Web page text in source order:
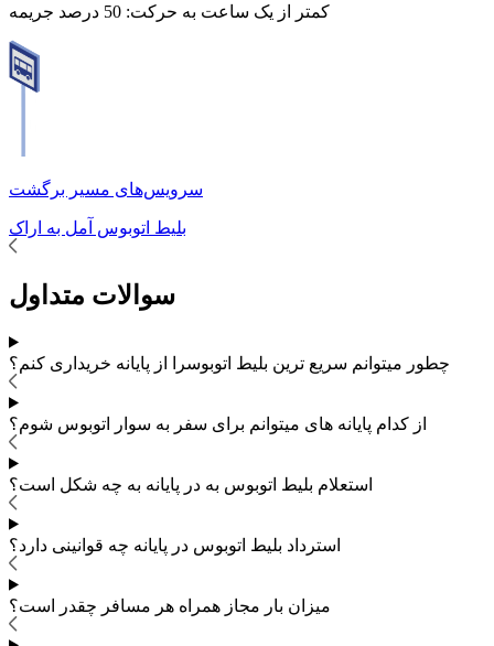
کمتر از یک ساعت به حرکت: 50 درصد جریمه
سرویس‌های مسیر برگشت
بلیط اتوبوس آمل به اراک
سوالات متداول
چطور میتوانم سریع ترین بلیط اتوبوسرا از پایانه خریداری کنم؟
از کدام پایانه های میتوانم برای سفر به سوار اتوبوس شوم؟
استعلام بلیط اتوبوس به در پایانه به چه شکل است؟
استرداد بلیط اتوبوس در پایانه چه قوانینی دارد؟
میزان بار مجاز همراه هر مسافر چقدر است؟